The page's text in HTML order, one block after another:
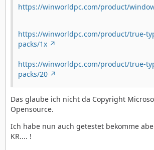
https://winworldpc.com/product/
https://winworldpc.com/product/true-
packs/1x
https://winworldpc.com/product/true-
packs/20
Das glaube ich nicht da Copyright
Opensource.
Ich habe nun auch getestet bekomme
KR.... !